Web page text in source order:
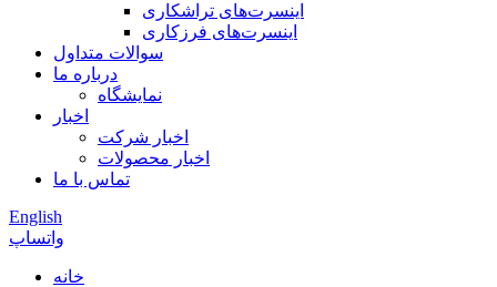
اینسرت‌های تراشکاری
اینسرت‌های فرزکاری
سوالات متداول
درباره ما
نمایشگاه
اخبار
اخبار شرکت
اخبار محصولات
تماس با ما
English
واتساپ
خانه